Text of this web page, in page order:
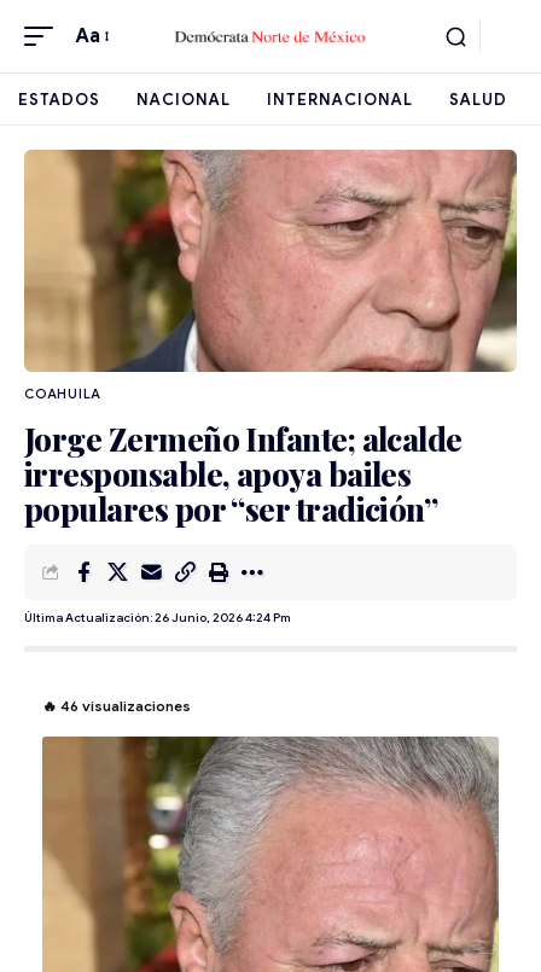
Aa
ESTADOS NACIONAL INTERNACIONAL SALUD
COAHUILA
Jorge Zermeño Infante; alcalde
irresponsable, apoya bailes
populares por “ser tradición”
Última Actualización: 26 Junio, 2026 4:24 Pm
🔥 46 visualizaciones